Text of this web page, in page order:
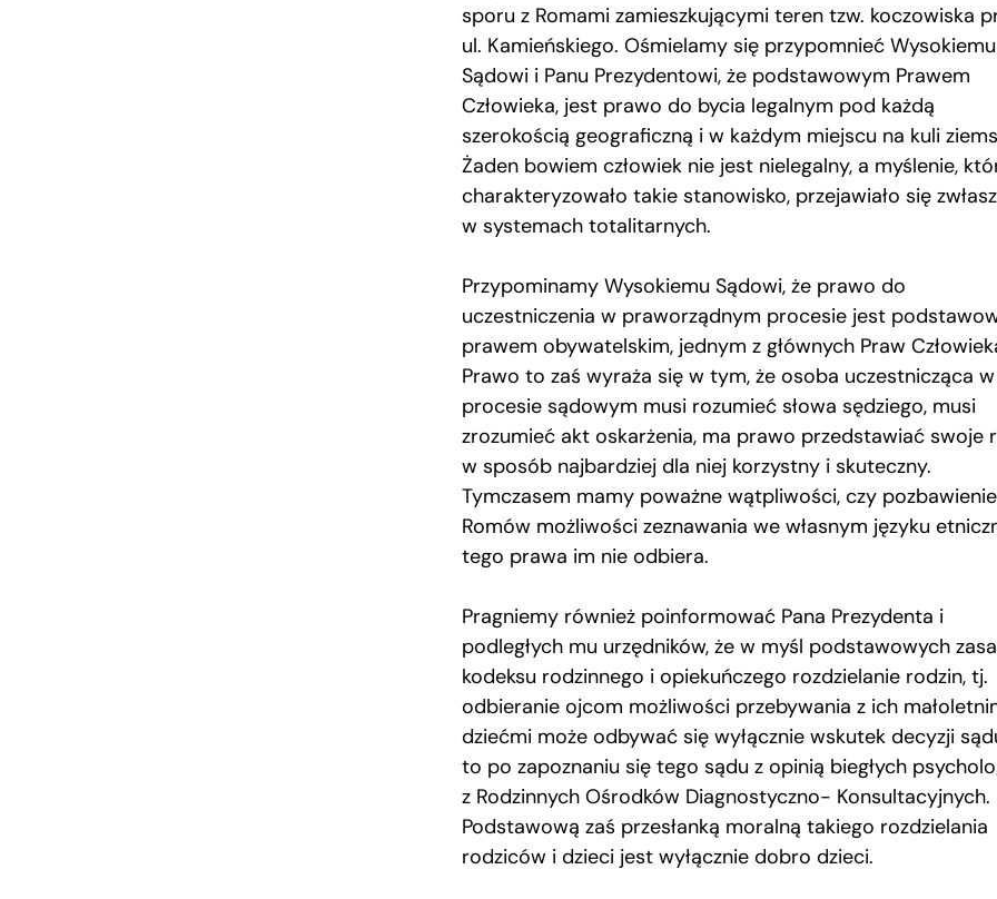
sporu z Romami zamieszkującymi teren tzw. koczowiska
ul. Kamieńskiego. Ośmielamy się przypomnieć Wysokiemu
Sądowi i Panu Prezydentowi, że podstawowym Prawem
Człowieka, jest prawo do bycia legalnym pod każdą
szerokością geograficzną i w każdym miejscu na kuli
Żaden bowiem człowiek nie jest nielegalny, a myślenie,
charakteryzowało takie stanowisko, przejawiało się
w systemach totalitarnych.
Przypominamy Wysokiemu Sądowi, że prawo do
uczestniczenia w praworządnym procesie jest
prawem obywatelskim, jednym z głównych Praw
Prawo to zaś wyraża się w tym, że osoba uczestnicząca w
procesie sądowym musi rozumieć słowa sędziego, musi
zrozumieć akt oskarżenia, ma prawo przedstawiać swoje
w sposób najbardziej dla niej korzystny i skuteczny.
Tymczasem mamy poważne wątpliwości, czy pozbawienie
Romów możliwości zeznawania we własnym języku
tego prawa im nie odbiera.
Pragniemy również poinformować Pana Prezydenta i
podległych mu urzędników, że w myśl podstawowych
kodeksu rodzinnego i opiekuńczego rozdzielanie rodzin, tj.
odbieranie ojcom możliwości przebywania z ich
dziećmi może odbywać się wyłącznie wskutek decyzji
to po zapoznaniu się tego sądu z opinią biegłych
z Rodzinnych Ośrodków Diagnostyczno- Konsultacyjnych.
Podstawową zaś przesłanką moralną takiego rozdzielania
rodziców i dzieci jest wyłącznie dobro dzieci.